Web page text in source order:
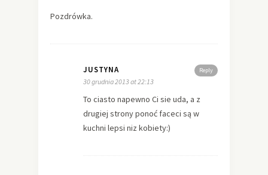
Pozdrówka.
Reply
JUSTYNA
30 grudnia 2013 at 22:13
To ciasto napewno Ci sie uda, a z
drugiej strony ponoć faceci są w
kuchni lepsi niz kobiety:)